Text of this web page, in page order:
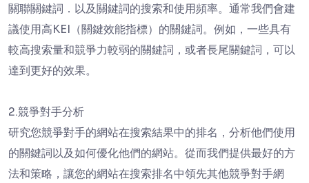
關聯關鍵詞．以及關鍵詞的搜索和使用頻率。通常我們會建
議使用高KEI（關鍵效能指標）的關鍵詞。例如，一些具有
較高搜索量和競爭力較弱的關鍵詞，或者長尾關鍵詞，可以
達到更好的效果。
2.競爭對手分析
研究您競爭對手的網站在搜索結果中的排名，分析他們使用
的關鍵詞以及如何優化他們的網站。從而我們提供最好的方
法和策略，讓您的網站在搜索排名中領先其他競爭對手網